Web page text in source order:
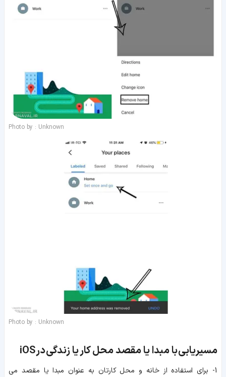
Photo by : Unknown
Photo by : Unknown
مسیریابی با مبدا یا مقصد محل کار یا زندگیدرiOS
1- برای استفاده از خانه و محل کارتان به عنوان مبدا یا مقصد می